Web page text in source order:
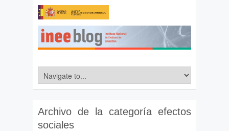
Archivo de la categoría efectos
sociales